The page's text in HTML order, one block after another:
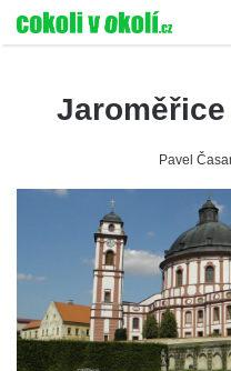
Pavel